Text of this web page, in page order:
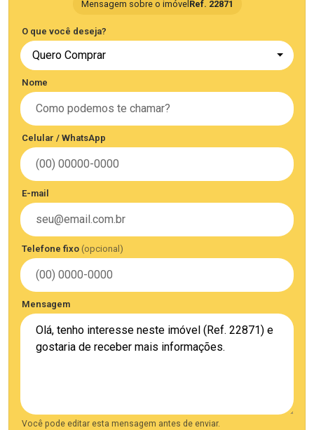
Mensagem sobre o imóvel Ref. 22871
O que você deseja?
Quero Comprar
Nome
Celular / WhatsApp
E-mail
Telefone fixo (opcional)
Mensagem
Você pode editar esta mensagem antes de enviar.